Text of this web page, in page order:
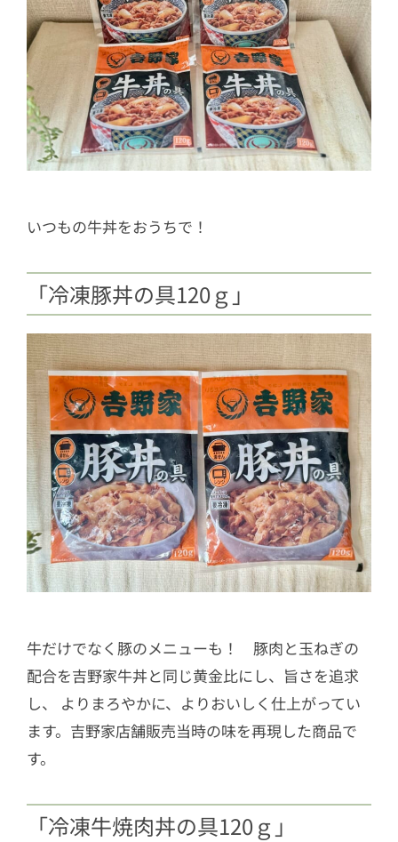
いつもの牛丼をおうちで！
「冷凍豚丼の具120ｇ」
牛だけでなく豚のメニューも！ 豚肉と玉ねぎの
配合を吉野家牛丼と同じ黄金比にし、旨さを追求
し、 よりまろやかに、よりおいしく仕上がってい
ます。吉野家店舗販売当時の味を再現した商品で
す。
「冷凍牛焼肉丼の具120ｇ」